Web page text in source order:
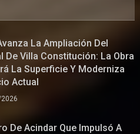
La Ampliación Del
De Villa Constitución: La Obra
La Superficie Y Moderniza
Actual
De Acindar Que Impulsó A